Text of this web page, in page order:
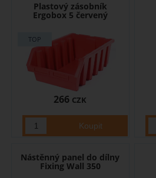
Plastový zásobník
Ergobox 5 červený
266 CZK
Nástěnný panel do dílny
Fixing Wall 350